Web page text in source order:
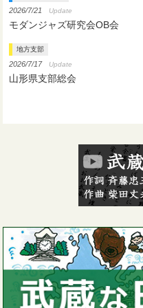
2026/7/21 Update
モダンジャズ研究会OB会
地方支部
2026/7/17 Update
山形県支部総会